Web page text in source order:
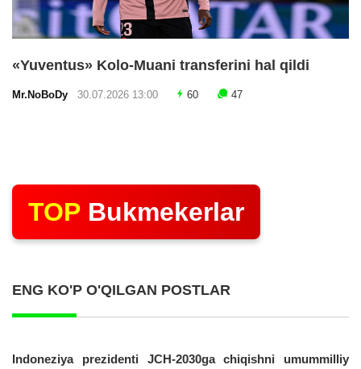
«Yuventus» Kolo-Muani transferini hal qildi
Mr.NoBoDy 30.07.2026 13:00 60 47
TOP Bukmekerlar
ENG KO'P O'QILGAN POSTLAR
Indoneziya prezidenti JCH-2030ga chiqishni umummilliy